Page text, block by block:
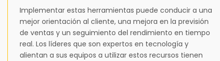
Implementar estas herramientas puede conducir a una
mejor orientación al cliente, una mejora en la previsión
de ventas y un seguimiento del rendimiento en tiempo
real. Los líderes que son expertos en tecnología y
alientan a sus equipos a utilizar estos recursos tienen